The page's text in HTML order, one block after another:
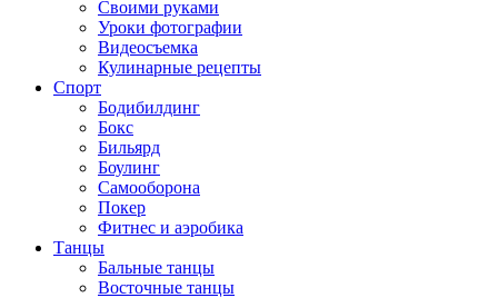
Своими руками
Уроки фотографии
Видеосъемка
Кулинарные рецепты
Спорт
Бодибилдинг
Бокс
Бильярд
Боулинг
Самооборона
Покер
Фитнес и аэробика
Танцы
Бальные танцы
Восточные танцы